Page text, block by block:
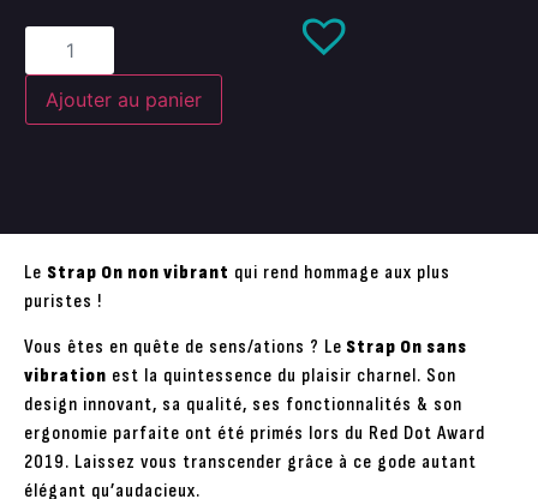
Ajouter au panier
Le Strap On non vibrant qui rend hommage aux plus
puristes !
Vous êtes en quête de sens/ations ? Le Strap On sans
vibration est la quintessence du plaisir charnel. Son
design innovant, sa qualité, ses fonctionnalités & son
ergonomie parfaite ont été primés lors du Red Dot Award
2019. Laissez vous transcender grâce à ce gode autant
élégant qu’audacieux.